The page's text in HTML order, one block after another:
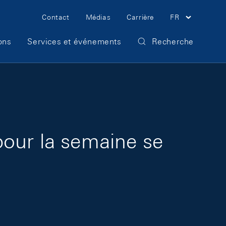
Meta Navigation
Contact Médias Carrière FR
Services et événements Recherche
la semaine se